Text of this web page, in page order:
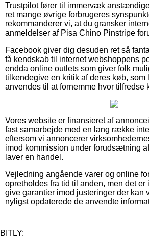
Trustpilot fører til immervæk
ret mange øvrige forbrugeres
rekommanderer vi, at du gransker
anmeldelser af Pisa Chino Pinstripe
Facebook giver dig desuden ret så
få kendskab til internet webshoppens
endda online outlets som giver folk
tilkendegive en kritik af deres køb, som
anvendes til at fornemme hvor tilfredse
Vores website er finansieret af
fast samarbejde med en lang række
eftersom vi annoncerer
imod kommission under forudsætning
laver en handel.
Vejledning angående varer og online
opretholdes fra tid til anden, men det er
give garantier imod justeringer der kan
nyligst opdaterede de anvendte
BITLY: